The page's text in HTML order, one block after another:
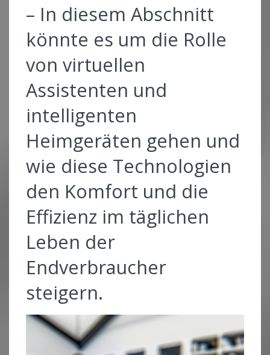
– In diesem Abschnitt
könnte es um die Rolle
von virtuellen
Assistenten und
intelligenten
Heimgeräten gehen und
wie diese Technologien
den Komfort und die
Effizienz im täglichen
Leben der
Endverbraucher
steigern.